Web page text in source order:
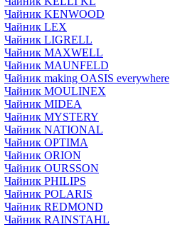
Чайник KENWOOD
Чайник LEX
Чайник LIGRELL
Чайник MAXWELL
Чайник MAUNFELD
Чайник making OASIS everywhere
Чайник MOULINEX
Чайник MIDEA
Чайник MYSTERY
Чайник NATIONAL
Чайник OPTIMA
Чайник ORION
Чайник OURSSON
Чайник PHILIPS
Чайник POLARIS
Чайник REDMOND
Чайник RAINSTAHL